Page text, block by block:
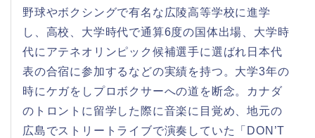
野球やボクシングで有名な広陵高等学校に進学
し、高校、大学時代で通算6度の国体出場、大学時
代にアテネオリンピック候補選手に選ばれ日本代
表の合宿に参加するなどの実績を持つ。大学3年の
時にケガをしプロボクサーへの道を断念。カナダ
のトロントに留学した際に音楽に目覚め、地元の
広島でストリートライブで演奏していた「DON’T